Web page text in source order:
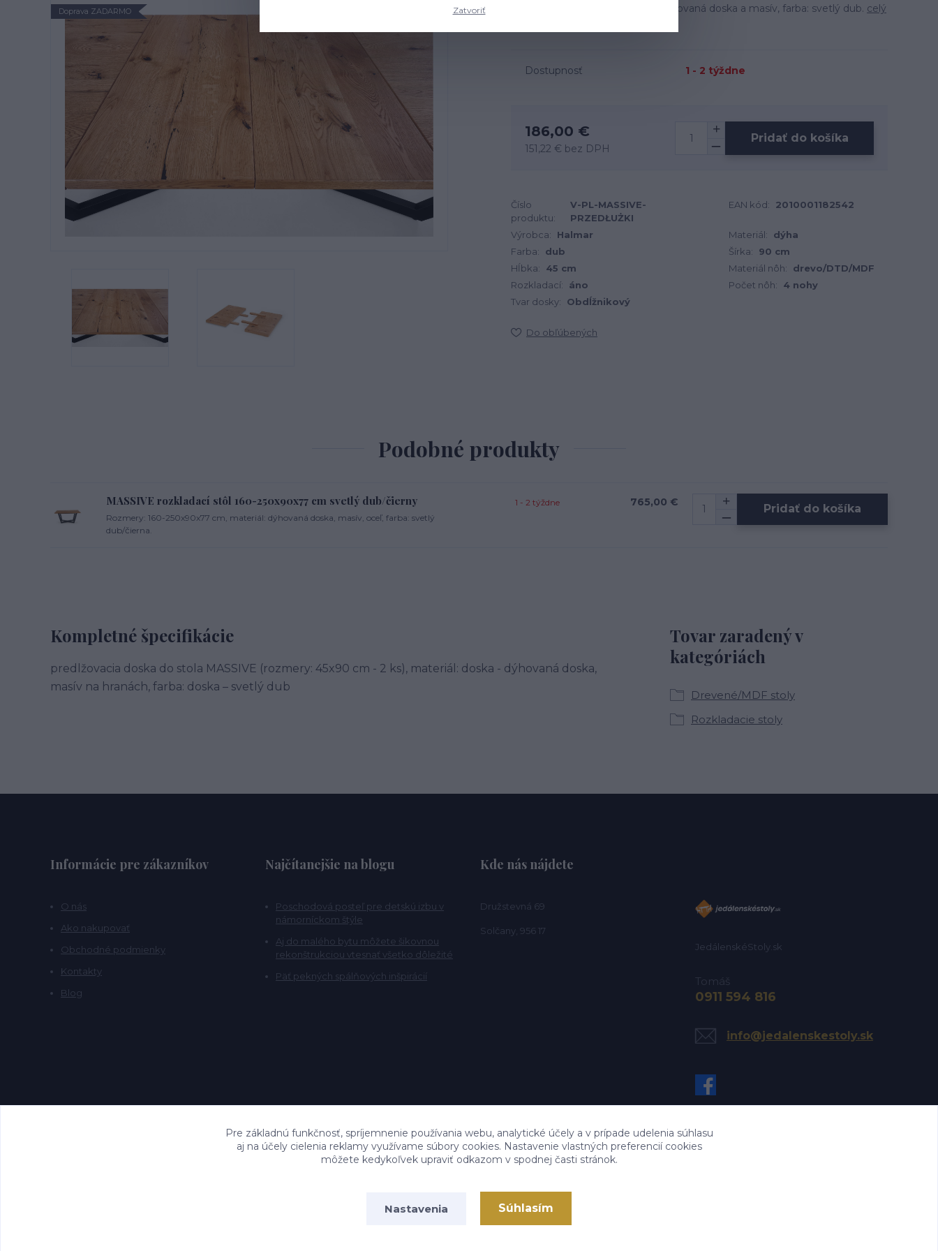
Doprava ZADARMO Rozmery: 45x90 cm, materiál: dýhovaná doska a masív, farba: svetlý dub. celý
Dostupnosť 1 - 2 týždne
186,00 €
151,22 € bez DPH
Pridať do košíka
Číslo
produktu:
V-PL-MASSIVE-
PRZEDŁUŻKI
EAN kód: 2010001182542
Výrobca: Halmar Materiál:
dýha
Farba:
dub Šírka:
90 cm
Hĺbka:
45 cm Materiál nôh:
drevo/DTD/MDF
Rozkladací:
áno Počet nôh:
4 nohy
Tvar dosky:
Obdĺžnikový
Do obľúbených
Podobné produkty
MASSIVE rozkladací stôl 160-250x90x77 cm svetlý dub/čierny
Rozmery: 160-250x90x77 cm, materiál: dýhovaná doska, masív, oceľ, farba: svetlý
dub/čierna.
765,00 €
1 - 2 týždne Pridať do košíka
Kompletné špecifikácie
predlžovacia doska do stola MASSIVE (rozmery: 45x90 cm - 2 ks), materiál: doska - dýhovaná doska,
masív na hranách, farba: doska – svetlý dub
Tovar zaradený v
kategóriách
Drevené/MDF stoly
Rozkladacie stoly
Informácie pre zákazníkov
O nás
Ako nakupovať
Obchodné podmienky
Kontakty
Blog
Najčítanejšie na blogu
Poschodová posteľ pre detskú izbu v
námorníckom štýle
Aj do malého bytu môžete šikovnou
rekonštrukciou vtesnať všetko dôležité
Päť pekných spálňových inšpirácií
Kde nás nájdete
Družstevná 69
Solčany, 956 17
JedálenskéStoly.sk
Tomáš
0911 594 816
info@jedalenskestoly.sk
Eshop-rychlo.sk
Zatvoriť
Pre základnú funkčnosť, spríjemnenie používania webu, analytické účely a v prípade udelenia súhlasu
aj na účely cielenia reklamy využívame súbory cookies. Nastavenie vlastných preferencií cookies
môžete kedykoľvek upraviť odkazom v spodnej časti stránok.
Nastavenia Súhlasím